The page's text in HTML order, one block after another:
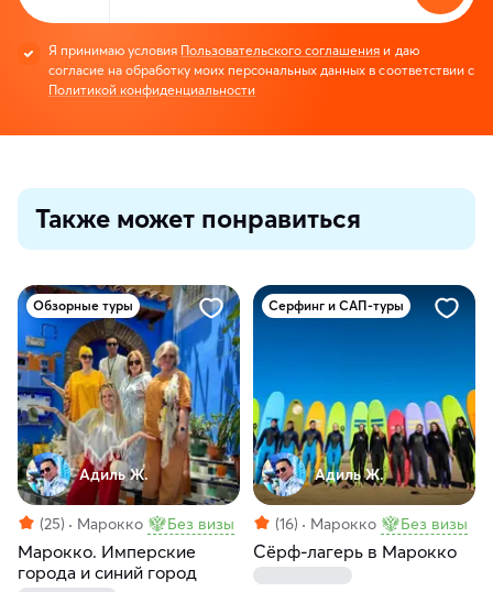
Я принимаю условия Пользовательского соглашения и даю
согласие на обработку моих персональных данных в соответствии с
Политикой конфиденциальности
Также может понравиться
Обзорные туры
Адиль Ж.
(25) Марокко Без визы
Марокко. Имперские
города и синий город
Серфинг и САП-туры
Адиль Ж.
(16) Марокко Без визы
Сёрф-лагерь в Марокко